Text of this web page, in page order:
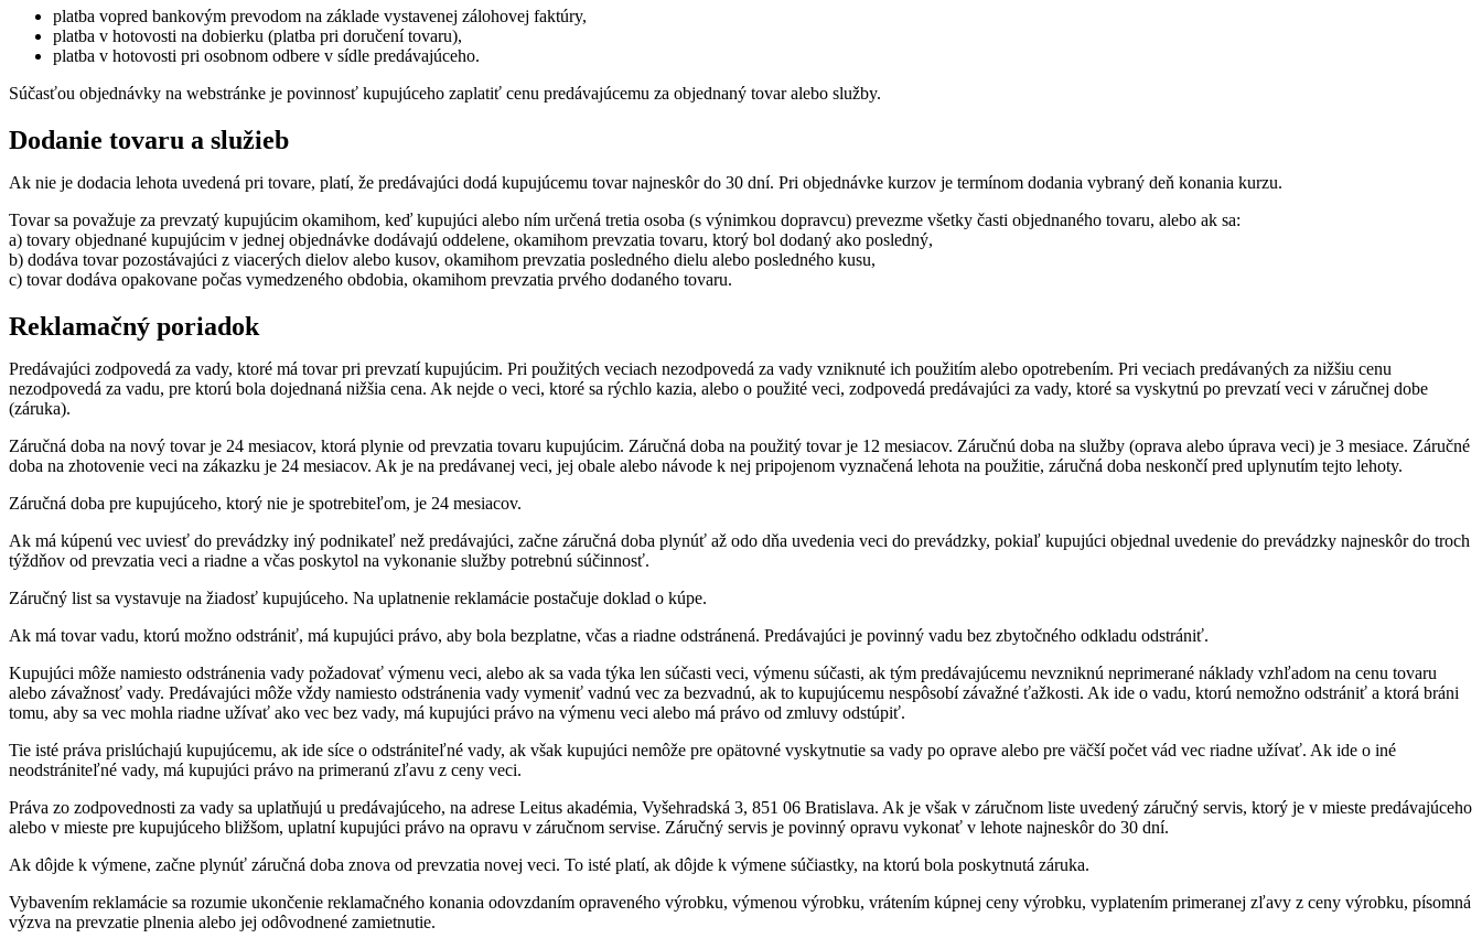
platba vopred bankovým prevodom na základe vystavenej zálohovej faktúry,
platba v hotovosti na dobierku (platba pri doručení tovaru),
platba v hotovosti pri osobnom odbere v sídle predávajúceho.
Súčasťou objednávky na webstránke je povinnosť kupujúceho zaplatiť cenu predávajúcemu za objednaný tovar alebo služby.
Dodanie tovaru a služieb
Ak nie je dodacia lehota uvedená pri tovare, platí, že predávajúci dodá kupujúcemu tovar najneskôr do 30 dní. Pri objednávke kurzov je termínom dodania vybraný deň konania kurzu.
Tovar sa považuje za prevzatý kupujúcim okamihom, keď kupujúci alebo ním určená tretia osoba (s výnimkou dopravcu) prevezme všetky časti objednaného tovaru, alebo ak sa:
a) tovary objednané kupujúcim v jednej objednávke dodávajú oddelene, okamihom prevzatia tovaru, ktorý bol dodaný ako posledný,
b) dodáva tovar pozostávajúci z viacerých dielov alebo kusov, okamihom prevzatia posledného dielu alebo posledného kusu,
c) tovar dodáva opakovane počas vymedzeného obdobia, okamihom prevzatia prvého dodaného tovaru.
Reklamačný poriadok
Predávajúci zodpovedá za vady, ktoré má tovar pri prevzatí kupujúcim. Pri použitých veciach nezodpovedá za vady vzniknuté ich použitím alebo opotrebením. Pri veciach predávaných za nižšiu cenu
nezodpovedá za vadu, pre ktorú bola dojednaná nižšia cena. Ak nejde o veci, ktoré sa rýchlo kazia, alebo o použité veci, zodpovedá predávajúci za vady, ktoré sa vyskytnú po prevzatí veci v záručnej dobe
(záruka).
Záručná doba na nový tovar je 24 mesiacov, ktorá plynie od prevzatia tovaru kupujúcim. Záručná doba na použitý tovar je 12 mesiacov. Záručnú doba na služby (oprava alebo úprava veci) je 3 mesiace. Záručné
doba na zhotovenie veci na zákazku je 24 mesiacov. Ak je na predávanej veci, jej obale alebo návode k nej pripojenom vyznačená lehota na použitie, záručná doba neskončí pred uplynutím tejto lehoty.
Záručná doba pre kupujúceho, ktorý nie je spotrebiteľom, je 24 mesiacov.
Ak má kúpenú vec uviesť do prevádzky iný podnikateľ než predávajúci, začne záručná doba plynúť až odo dňa uvedenia veci do prevádzky, pokiaľ kupujúci objednal uvedenie do prevádzky najneskôr do troch
týždňov od prevzatia veci a riadne a včas poskytol na vykonanie služby potrebnú súčinnosť.
Záručný list sa vystavuje na žiadosť kupujúceho. Na uplatnenie reklamácie postačuje doklad o kúpe.
Ak má tovar vadu, ktorú možno odstrániť, má kupujúci právo, aby bola bezplatne, včas a riadne odstránená. Predávajúci je povinný vadu bez zbytočného odkladu odstrániť.
Kupujúci môže namiesto odstránenia vady požadovať výmenu veci, alebo ak sa vada týka len súčasti veci, výmenu súčasti, ak tým predávajúcemu nevzniknú neprimerané náklady vzhľadom na cenu tovaru
alebo závažnosť vady. Predávajúci môže vždy namiesto odstránenia vady vymeniť vadnú vec za bezvadnú, ak to kupujúcemu nespôsobí závažné ťažkosti. Ak ide o vadu, ktorú nemožno odstrániť a ktorá bráni
tomu, aby sa vec mohla riadne užívať ako vec bez vady, má kupujúci právo na výmenu veci alebo má právo od zmluvy odstúpiť.
Tie isté práva prislúchajú kupujúcemu, ak ide síce o odstrániteľné vady, ak však kupujúci nemôže pre opätovné vyskytnutie sa vady po oprave alebo pre väčší počet vád vec riadne užívať. Ak ide o iné
neodstrániteľné vady, má kupujúci právo na primeranú zľavu z ceny veci.
Práva zo zodpovednosti za vady sa uplatňujú u predávajúceho, na adrese Leitus akadémia, Vyšehradská 3, 851 06 Bratislava. Ak je však v záručnom liste uvedený záručný servis, ktorý je v mieste predávajúceho
alebo v mieste pre kupujúceho bližšom, uplatní kupujúci právo na opravu v záručnom servise. Záručný servis je povinný opravu vykonať v lehote najneskôr do 30 dní.
Ak dôjde k výmene, začne plynúť záručná doba znova od prevzatia novej veci. To isté platí, ak dôjde k výmene súčiastky, na ktorú bola poskytnutá záruka.
Vybavením reklamácie sa rozumie ukončenie reklamačného konania odovzdaním opraveného výrobku, výmenou výrobku, vrátením kúpnej ceny výrobku, vyplatením primeranej zľavy z ceny výrobku, písomná
výzva na prevzatie plnenia alebo jej odôvodnené zamietnutie.